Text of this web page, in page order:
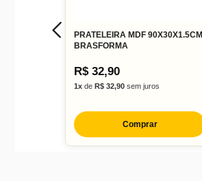
PRATELEIRA MDF 90X30X1.5CM
BRASFORMA
R$ 32,90
1x de R$ 32,90 sem juros
Comprar